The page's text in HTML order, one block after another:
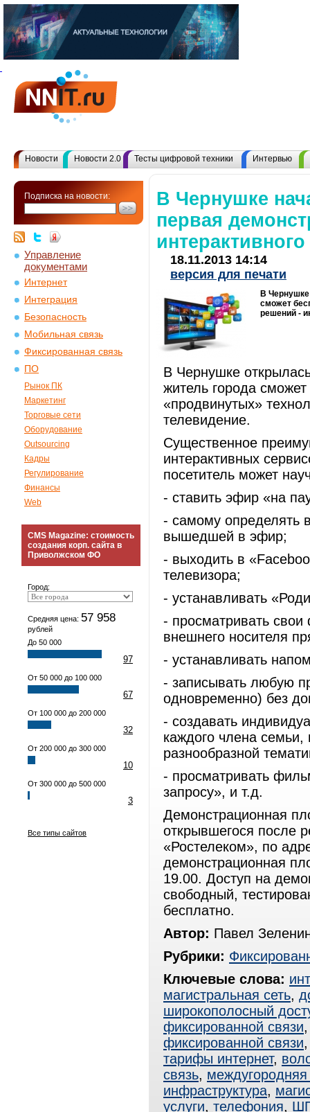
Новости Новости 2.0 Тесты цифровой техники Интервью
Подписка на новости:
Управление
документами
Интернет
Интеграция
Безопасность
Мобильная связь
Фиксированная связь
ПО
Рынок ПК
Маркетинг
Торговые сети
Оборудование
Outsourcing
Кадры
Регулирование
Финансы
Web
CMS Magazine: стоимость
создания корп. сайта в
Приволжском ФО
Город:
Средняя цена: 57 958
рублей
До 50 000
97
От 50 000 до 100 000
67
От 100 000 до 200 000
32
От 200 000 до 300 000
10
От 300 000 до 500 000
3
Все типы сайтов
В Чернушке
первая
18.11.2013 14:14
версия для печати
В
сможет
решений -
В Чернушке
житель города
«продвинутых»
телевидение.
Существенное
интерактивных
посетитель может
- ставить эфир «на
- самому определять
вышедшей в эфир;
- выходить в
телевизора;
- устанавливать
- просматривать
внешнего носителя
- устанавливать
- записывать любую
одновременно) без
- создавать
каждого члена
разнообразной
- просматривать
запросу», и т.д.
Демонстрационная
открывшегося после
«Ростелеком», по
демонстрационная
19.00. Доступ на
свободный,
бесплатно.
Автор: Павел
Рубрики:
Ключевые слова:
магистральная сеть,
широкополосный
фиксированной связи
фиксированной связи
тарифы интернет,
связь, междугородняя
инфраструктура,
услуги, телефония,